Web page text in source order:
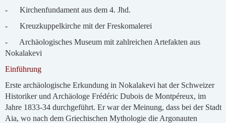
- Kirchenfundament aus dem 4. Jhd.
- Kreuzkuppelkirche mit der Freskomalerei
- Archäologisches Museum mit zahlreichen Artefakten aus
Nokalakevi
Einführung
Erste archäologische Erkundung in Nokalakevi hat der Schweizer
Historiker und Archäologe Frédéric Dubois de Montpéreux, im
Jahre 1833-34 durchgeführt. Er war der Meinung, dass bei der Stadt
Aia, wo nach dem Griechischen Mythologie die Argonauten